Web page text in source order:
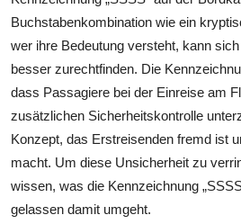
Buchstabenkombination wie ein
wer ihre Bedeutung versteht, kann
besser zurechtfinden. Die
dass Passagiere bei der Einreise am
zusätzlichen Sicherheitskontrolle
Konzept, das Erstreisenden fremd ist
macht. Um diese Unsicherheit zu
wissen, was die Kennzeichnung
gelassen damit umgeht.